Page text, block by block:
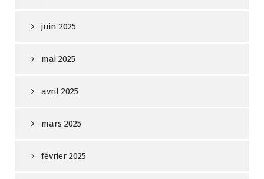
juin 2025
mai 2025
avril 2025
mars 2025
février 2025